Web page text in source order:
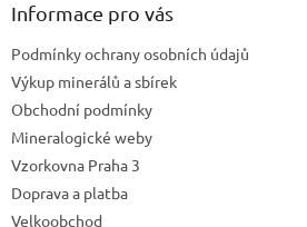
Informace pro vás
Podmínky ochrany osobních údajů
Výkup minerálů a sbírek
Obchodní podmínky
Mineralogické weby
Vzorkovna Praha 3
Doprava a platba
Velkoobchod